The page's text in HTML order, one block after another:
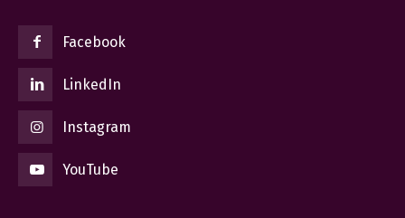
Facebook
LinkedIn
Instagram
YouTube